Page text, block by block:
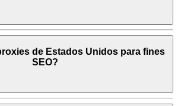
de Estados Unidos para fines
SEO?